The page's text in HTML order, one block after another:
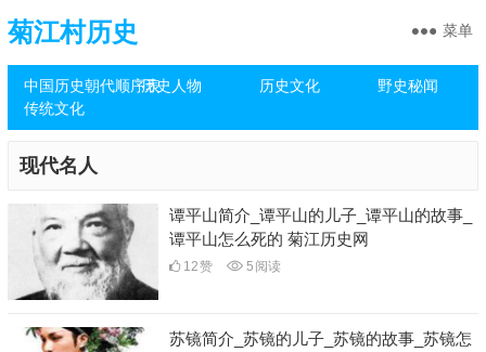
菊江村历史
中国历史朝代顺序表历史人物 历史文化
野史秘闻
传统文化
菜单
现代名人
谭平山简介_谭平山的儿子_谭平山的故事_
谭平山怎么死的 菊江历史网
12赞 5 阅读
苏镜简介_苏镜的儿子_苏镜的故事_苏镜怎